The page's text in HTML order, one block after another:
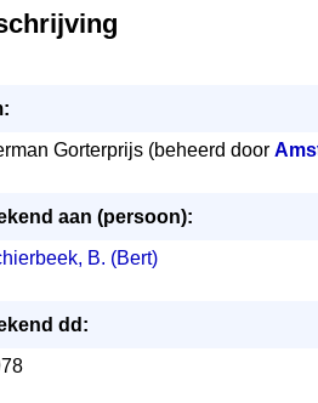
Gorterprijs (beheerd door
aan (persoon):
B. (Bert)
dd: